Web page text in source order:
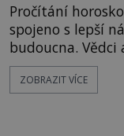
Pročítání
spojeno s lepší
budoucna.
čtou svůj
se budou
ZOBRAZIT VÍCE